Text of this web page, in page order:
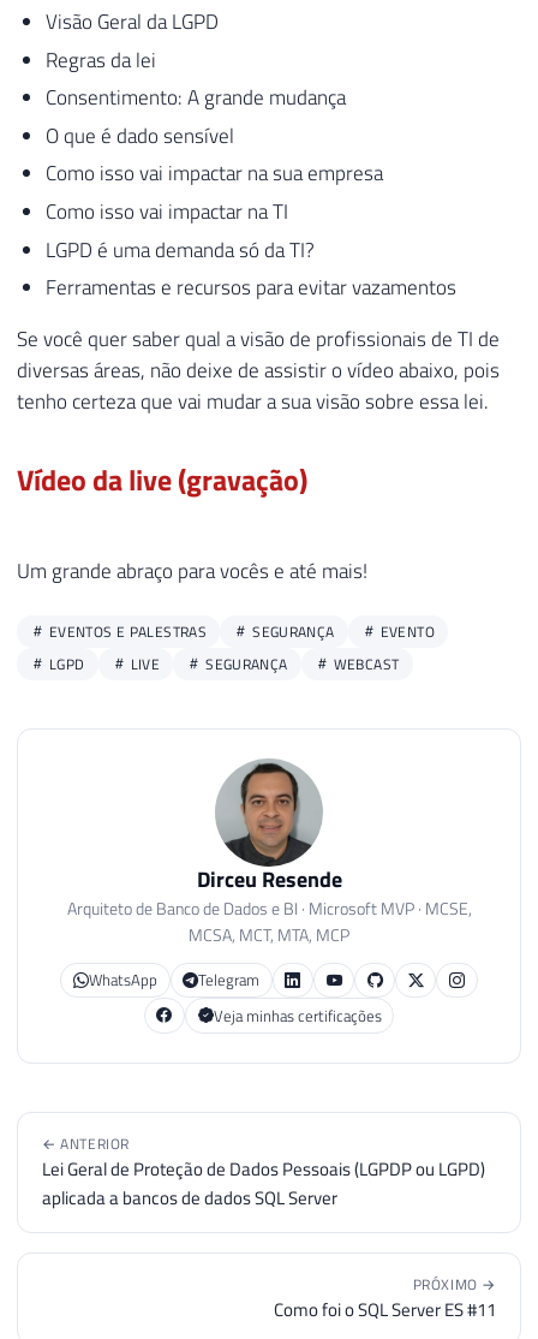
Visão Geral da LGPD
Regras da lei
Consentimento: A grande mudança
O que é dado sensível
Como isso vai impactar na sua empresa
Como isso vai impactar na TI
LGPD é uma demanda só da TI?
Ferramentas e recursos para evitar vazamentos
Se você quer saber qual a visão de profissionais de TI de
diversas áreas, não deixe de assistir o vídeo abaixo, pois
tenho certeza que vai mudar a sua visão sobre essa lei.
Vídeo da live (gravação)
Um grande abraço para vocês e até mais!
EVENTOS E PALESTRAS SEGURANÇA
EVENTO
LGPD
LIVE SEGURANÇA WEBCAST
Dirceu Resende
Arquiteto de Banco de Dados e BI · Microsoft MVP · MCSE,
MCSA, MCT, MTA, MCP
WhatsApp
Telegram
Veja minhas certificações
← ANTERIOR
Lei Geral de Proteção de Dados Pessoais (LGPDP ou LGPD)
aplicada a bancos de dados SQL Server
PRÓXIMO →
Como foi o SQL Server ES #11